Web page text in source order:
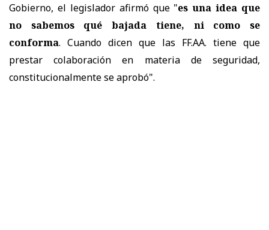
Gobierno, el legislador afirmó que "es una idea que
no sabemos qué bajada tiene, ni como se
conforma. Cuando dicen que las FF.AA. tiene que
prestar colaboración en materia de seguridad,
constitucionalmente se aprobó".